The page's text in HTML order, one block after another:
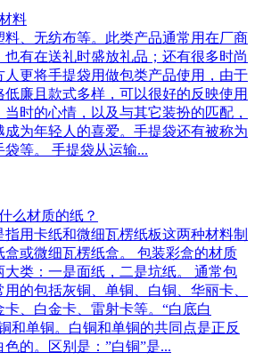
料
料、无纺布等。此类产品通常用在厂商
也有在送礼时盛放礼品；还有很多时尚
人更将手提袋用做包类产品使用，由于
低廉且款式多样，可以很好的反映使用
当时的心情，以及与其它装扮的匹配，
成为年轻人的喜爱。手提袋还有被称为
袋等。 手提袋从运输...
么材质的纸？
指用卡纸和微细瓦楞纸板这两种材料制
盒或微细瓦楞纸盒。 包装彩盒的材质
大类：一是面纸，二是坑纸。 通常包
的包括灰铜、单铜、白铜、华丽卡、
卡、白金卡、雷射卡等。“白底白
和单铜。白铜和单铜的共同点是正反
的。区别是：”白铜”是...